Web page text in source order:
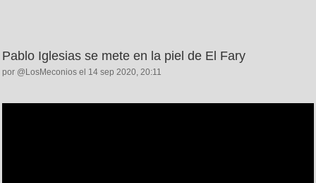
Pablo Iglesias se mete en la piel de El Fary
por @LosMeconios el 14 sep 2020, 20:11